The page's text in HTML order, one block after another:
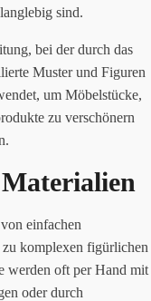
sind.
bei der durch das
Muster und Figuren
um Möbelstücke,
zu verschönern
einfachen
komplexen figürlichen
werden oft per Hand mit
oder durch